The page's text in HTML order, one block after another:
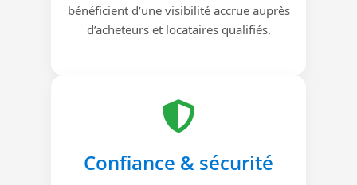
bénéficient d’une visibilité accrue auprès
d’acheteurs et locataires qualifiés.
Confiance & sécurité